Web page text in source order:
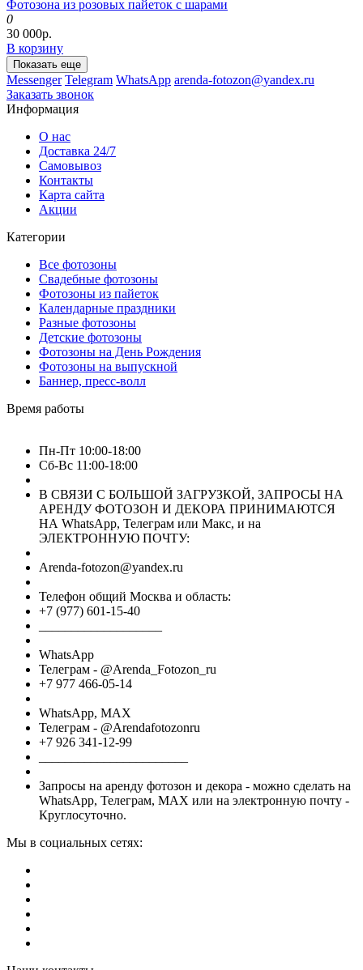
Фотозона из розовых пайеток с шарами
0
30 000р.
В корзину
Показать еще
Messenger Telegram WhatsApp arenda-fotozon@yandex.ru
Заказать звонок
Информация
О нас
Доставка 24/7
Самовывоз
Контакты
Карта сайта
Акции
Категории
Все фотозоны
Свадебные фотозоны
Фотозоны из пайеток
Календарные праздники
Разные фотозоны
Детские фотозоны
Фотозоны на День Рождения
Фотозоны на выпускной
Баннер, пресс-волл
Время работы
Пн-Пт 10:00-18:00
Сб-Вс 11:00-18:00
В СВЯЗИ С БОЛЬШОЙ ЗАГРУЗКОЙ, ЗАПРОСЫ НА
АРЕНДУ ФОТОЗОН И ДЕКОРА ПРИНИМАЮТСЯ
НА WhatsApp, Телеграм или Макс, и на
ЭЛЕКТРОННУЮ ПОЧТУ:
Arenda-fotozon@yandex.ru
Телефон общий Москва и область:
+7 (977) 601-15-40
WhatsApp
Телеграм - @Arenda_Fotozon_ru
+7 977 466-05-14
WhatsApp, МАХ
Телеграм - @Arendafotozonru
+7 926 341-12-99
Запросы на аренду фотозон и декора - можно сделать на
WhatsApp, Телеграм, МАХ или на электронную почту -
Круглосуточно.
Мы в социальных сетях: